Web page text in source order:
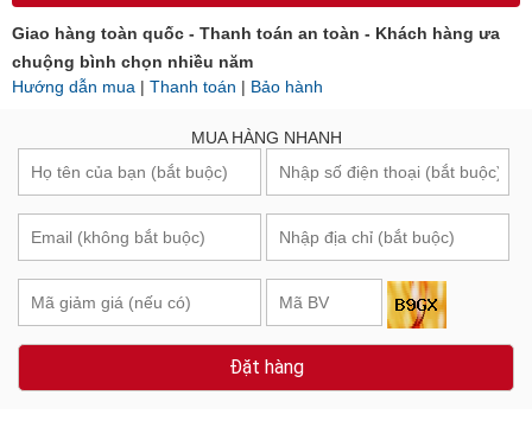
Giao hàng toàn quốc - Thanh toán an toàn - Khách hàng ưa
chuộng bình chọn nhiều năm
Hướng dẫn mua | Thanh toán | Bảo hành
MUA HÀNG NHANH
Đặt hàng